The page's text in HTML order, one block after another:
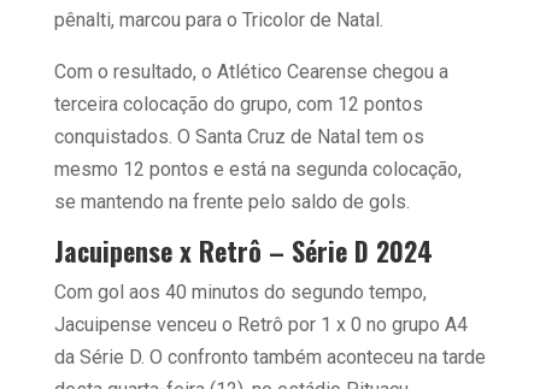
pênalti, marcou para o Tricolor de Natal.
Com o resultado, o Atlético Cearense chegou a
terceira colocação do grupo, com 12 pontos
conquistados. O Santa Cruz de Natal tem os
mesmo 12 pontos e está na segunda colocação,
se mantendo na frente pelo saldo de gols.
Jacuipense x Retrô – Série D 2024
Com gol aos 40 minutos do segundo tempo,
Jacuipense venceu o Retrô por 1 x 0 no grupo A4
da Série D. O confronto também aconteceu na tarde